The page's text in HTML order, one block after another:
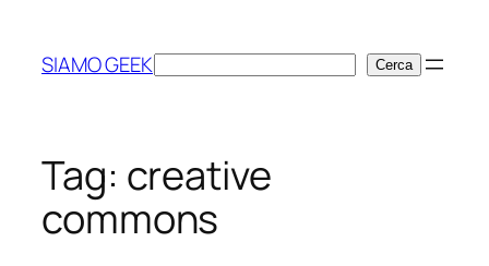
contenuto
SIAMO GEEKCerca Cerca
Tag: creative
commons